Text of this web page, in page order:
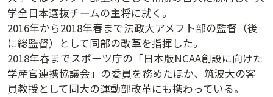
学全日本選抜チームの主将に就く。
2016年から2018年春まで法政大アメフト部の監督（後
に総監督）として同部の改革を指揮した。
2018年春までスポーツ庁の「日本版NCAA創設に向けた
学産官連携協議会」の委員を務めたほか、筑波大の客
員教授として同大の運動部改革にも携わっている。